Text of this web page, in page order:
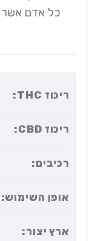
כל אדם אשר
ריכוז THC:
ריכוז CBD:
רכיבים:
אופן השימוש:
ארץ יצור: